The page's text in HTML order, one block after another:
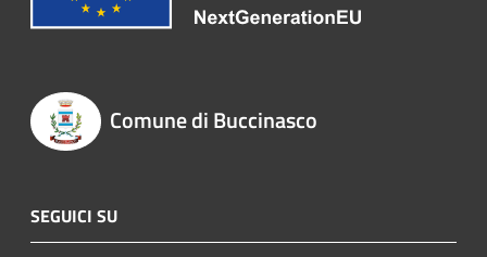
Comune di Buccinasco
SEGUICI SU